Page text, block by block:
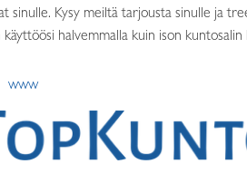
sinulle. Kysy meiltä tarjousta sinulle ja
halvemmalla kuin ison kuntosalin
www